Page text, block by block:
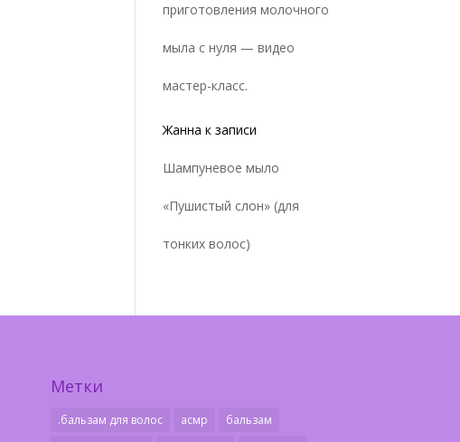
приготовления молочного
мыла с нуля — видео
мастер-класс.
Жанна к записи
Шампуневое мыло
«Пушистый слон» (для
тонких волос)
Метки
.бальзам для волос асмр
бальзам